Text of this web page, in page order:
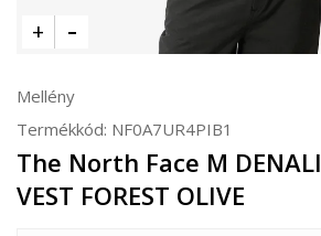
Mellény
Termékkód: NF0A7UR4PIB1
The North Face M DENALI
VEST FOREST OLIVE